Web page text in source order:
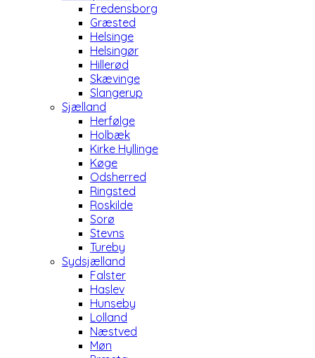
Fredensborg
Græsted
Helsinge
Helsingør
Hillerød
Skævinge
Slangerup
Sjælland
Herfølge
Holbæk
Kirke Hyllinge
Køge
Odsherred
Ringsted
Roskilde
Sorø
Stevns
Tureby
Sydsjælland
Falster
Haslev
Hunseby
Lolland
Næstved
Møn